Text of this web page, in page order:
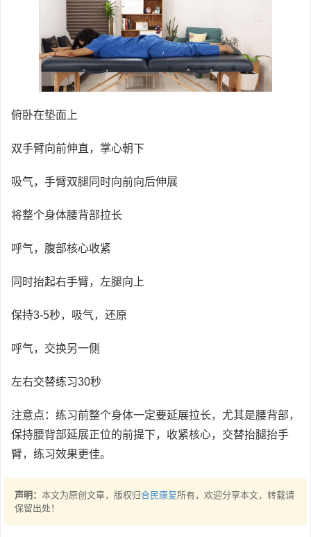
俯卧在垫面上
双手臂向前伸直，掌心朝下
吸气，手臂双腿同时向前向后伸展
将整个身体腰背部拉长
呼气，腹部核心收紧
同时抬起右手臂，左腿向上
保持3-5秒，吸气，还原
呼气，交换另一侧
左右交替练习30秒
注意点：练习前整个身体一定要延展拉长，尤其是腰背部，
保持腰背部延展正位的前提下，收紧核心，交替抬腿抬手
臂，练习效果更佳。
声明： 本文为原创文章，版权归合民康复所有，欢迎分享本文，转载请
保留出处！